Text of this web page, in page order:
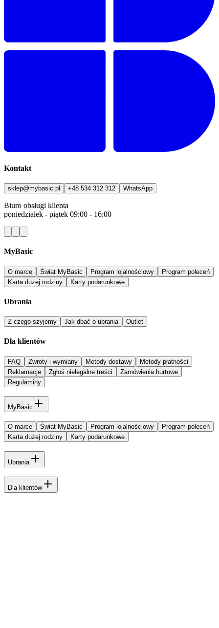
Kontakt
sklep@mybasic.pl +48 534 312 312 WhatsApp
Biuro obsługi klienta
poniedziałek - piątek 09:00 - 16:00
MyBasic
O marce Świat MyBasic Program lojalnościowy
Program poleceń
Karta dużej rodziny
Karty podarunkowe
Ubrania
Z czego szyjemy Jak dbać o ubrania Outlet
Dla klientów
FAQ Zwroty i wymiany Metody dostawy
Metody płatności
Reklamacje
Zgłoś nielegalne treści
Zamówienia hurtowe
Regulaminy
MyBasic
O marce Świat MyBasic Program lojalnościowy
Program poleceń
Karta dużej rodziny
Karty podarunkowe
Ubrania
Dla klientów